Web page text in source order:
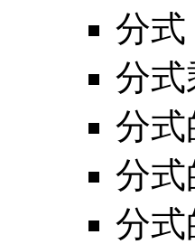
分式
分式
分式
分式
分式